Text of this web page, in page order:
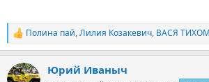
Р
е
к
Полина пай,Лилия Козакевич, ВАСЯ
Юрий Иваныч